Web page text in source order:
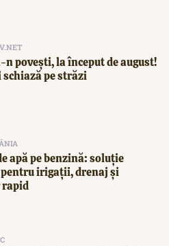
n povești, la început de august!
pe străzi
apă pe benzină: soluție
irigații, drenaj și